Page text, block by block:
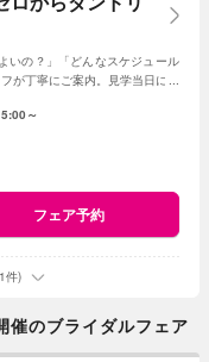
いの？」「どんなスケジュール
が丁寧にご案内。見学当日に契
～
フェア予約
件)
のブライダルフェア